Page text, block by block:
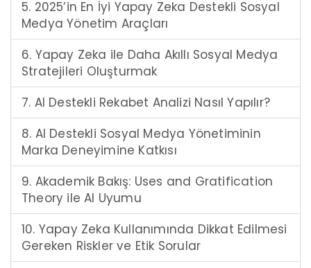
5. 2025’in En İyi Yapay Zeka Destekli Sosyal
Medya Yönetim Araçları
6. Yapay Zeka ile Daha Akıllı Sosyal Medya
Stratejileri Oluşturmak
7. AI Destekli Rekabet Analizi Nasıl Yapılır?
8. AI Destekli Sosyal Medya Yönetiminin
Marka Deneyimine Katkısı
9. Akademik Bakış: Uses and Gratification
Theory ile AI Uyumu
10. Yapay Zeka Kullanımında Dikkat Edilmesi
Gereken Riskler ve Etik Sorular